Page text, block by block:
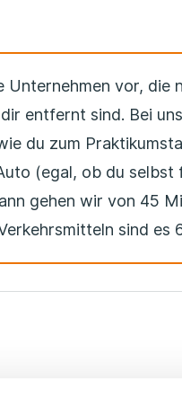
Unternehmen vor, die
entfernt sind. Bei
du zum
(egal, ob du selbst
gehen wir von 45
sind es